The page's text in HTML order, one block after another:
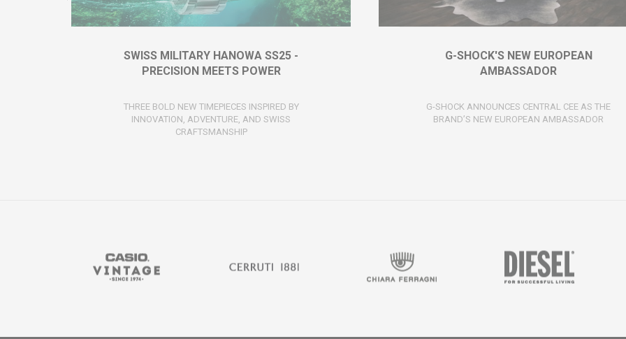
SWISS MILITARY HANOWA SS25 -
PRECISION MEETS POWER
THREE BOLD NEW TIMEPIECES INSPIRED BY
INNOVATION, ADVENTURE, AND SWISS
CRAFTSMANSHIP
G-SHOCK'S NEW EUROPEAN
AMBASSADOR
G-SHOCK ANNOUNCES CENTRAL CEE AS THE
BRAND’S NEW EUROPEAN AMBASSADOR